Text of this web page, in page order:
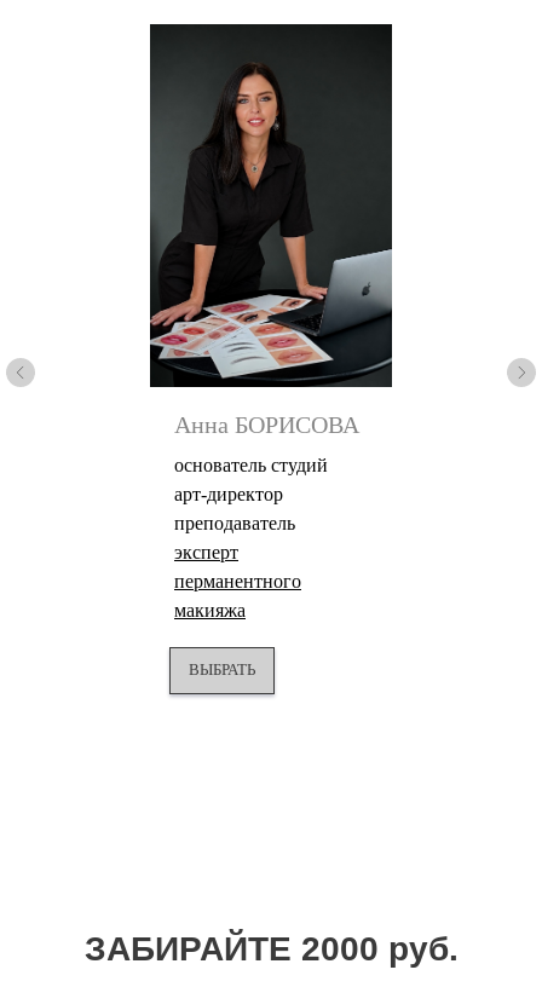
Анна БОРИСОВА
основатель студий
арт-директор
преподаватель
эксперт
перманентного
макияжа
ВЫБРАТЬ
ЗАБИРАЙТЕ 2000 руб.